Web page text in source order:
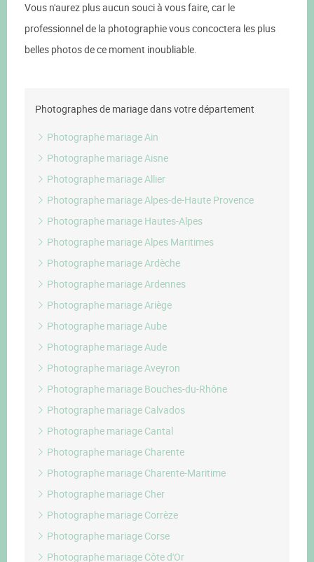
Vous n'aurez plus aucun souci à vous faire, car le
professionnel de la photographie vous concoctera les plus
belles photos de ce moment inoubliable.
Photographes de mariage dans votre département
Photographe mariage Ain
Photographe mariage Aisne
Photographe mariage Allier
Photographe mariage Alpes-de-Haute Provence
Photographe mariage Hautes-Alpes
Photographe mariage Alpes Maritimes
Photographe mariage Ardèche
Photographe mariage Ardennes
Photographe mariage Ariège
Photographe mariage Aube
Photographe mariage Aude
Photographe mariage Aveyron
Photographe mariage Bouches-du-Rhône
Photographe mariage Calvados
Photographe mariage Cantal
Photographe mariage Charente
Photographe mariage Charente-Maritime
Photographe mariage Cher
Photographe mariage Corrèze
Photographe mariage Corse
Photographe mariage Côte d'Or